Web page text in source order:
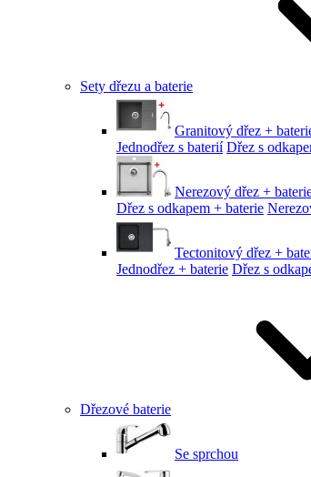
Sety dřezu a baterie
Granitový dřez +
Jednodřez s baterií Dřez s
Nerezový dřez +
Dřez s odkapem + baterie
Tectonitový dřez +
Jednodřez + baterie Dřez s
Dřezové baterie
Se sprchou